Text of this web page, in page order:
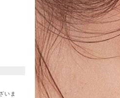
いま